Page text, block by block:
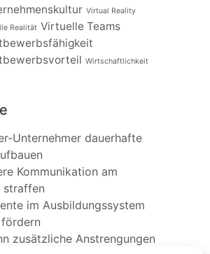
Virtual Reality
Realität Virtuelle Teams
Wirtschaftlichkeit
Unternehmer dauerhafte
Kommunikation am
straffen
im Ausbildungssystem
zusätzliche Anstrengungen